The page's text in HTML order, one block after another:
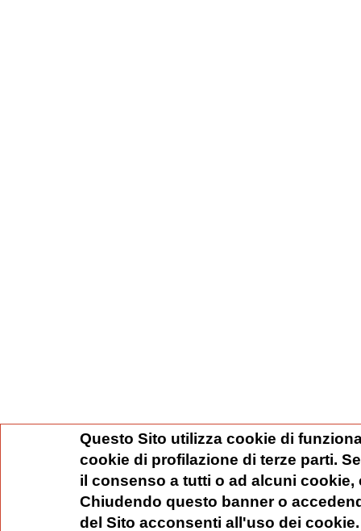
Questo Sito utilizza cookie di
cookie di profilazione di terze parti.
il consenso a tutti o ad alcuni
Chiudendo questo banner o
del Sito acconsenti all'uso dei cookie.